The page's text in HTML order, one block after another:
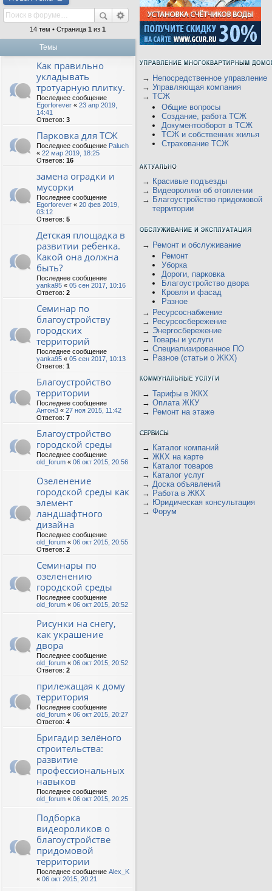
14 тем • Страница 1 из 1
Темы
Как правильно
укладывать
тротуарную плитку.
Последнее сообщение
Egorforever « 23 апр 2019,
14:41
Ответов: 3
Парковка для ТСЖ
Последнее сообщение Paluch
« 22 мар 2019, 18:25
Ответов: 16
замена оградки и
мусорки
Последнее сообщение
Egorforever « 20 фев 2019,
03:12
Ответов: 5
Детская площадка в
развитии ребенка.
Какой она должна
быть?
Последнее сообщение
yanka95 « 05 сен 2017, 10:16
Ответов: 2
Семинар по
благоустройству
городских
территорий
Последнее сообщение
yanka95 « 05 сен 2017, 10:13
Ответов: 1
Благоустройство
территории
Последнее сообщение
Антон3 « 27 ноя 2015, 11:42
Ответов: 7
Благоустройство
городской среды
Последнее сообщение
old_forum « 06 окт 2015, 20:56
Озеленение
городской среды как
элемент
ландшафтного
дизайна
Последнее сообщение
old_forum « 06 окт 2015, 20:55
Ответов: 2
Семинары по
озеленению
городской среды
Последнее сообщение
old_forum « 06 окт 2015, 20:52
Рисунки на снегу,
как украшение
двора
Последнее сообщение
old_forum « 06 окт 2015, 20:52
Ответов: 2
прилежащая к дому
территория
Последнее сообщение
old_forum « 06 окт 2015, 20:27
Ответов: 4
Бригадир зелёного
строительства:
развитие
профессиональных
навыков
Последнее сообщение
old_forum « 06 окт 2015, 20:25
Подборка
видеороликов о
благоустройстве
придомовой
территории
Последнее сообщение Alex_K
« 06 окт 2015, 20:21
→ Непосредственное управление
→ Управляющая компания
→ ТСЖ
Общие вопросы
Создание, работа ТСЖ
Документооборот в ТСЖ
ТСЖ и собственник жилья
Страхование ТСЖ
→ Красивые подъезды
→ Видеоролики об отоплении
→ Благоустройство придомовой
территории
→ Ремонт и обслуживание
Ремонт
Уборка
Дороги, парковка
Благоустройство двора
Кровля и фасад
Разное
→ Ресурсоснабжение
→ Ресурсосбережение
→ Энергосбережение
→ Товары и услуги
→ Специализированное ПО
→ Разное (статьи о ЖКХ)
→ Тарифы в ЖКХ
→ Оплата ЖКУ
→ Ремонт на этаже
→ Каталог компаний
→ ЖКХ на карте
→ Каталог товаров
→ Каталог услуг
→ Доска объявлений
→ Работа в ЖКХ
→ Юридическая консультация
→ Форум